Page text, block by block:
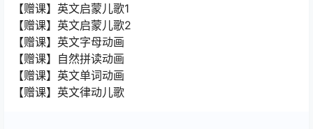
【赠课】英文启蒙儿歌1
【赠课】英文启蒙儿歌2
【赠课】英文字母动画
【赠课】自然拼读动画
【赠课】英文单词动画
【赠课】英文律动儿歌